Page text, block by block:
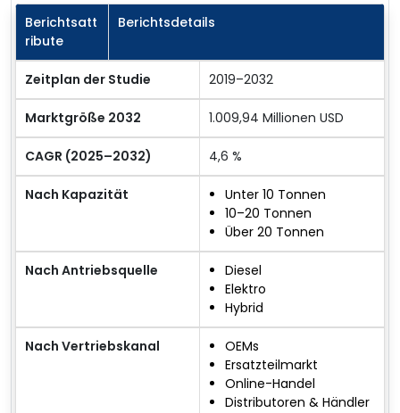
Berichtsatt
ribute
Berichtsdetails
Zeitplan der Studie 2019–2032
Marktgröße 2032 1.009,94 Millionen USD
CAGR (2025–2032) 4,6 %
Nach Kapazität
Unter 10 Tonnen
10–20 Tonnen
Über 20 Tonnen
Nach Antriebsquelle
Diesel
Elektro
Hybrid
Nach Vertriebskanal
OEMs
Ersatzteilmarkt
Online-Handel
Distributoren & Händler